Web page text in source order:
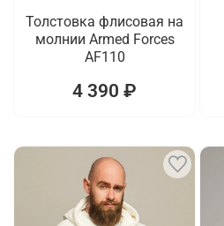
Толстовка флисовая на
молнии Armed Forces
AF110
4 390 ₽